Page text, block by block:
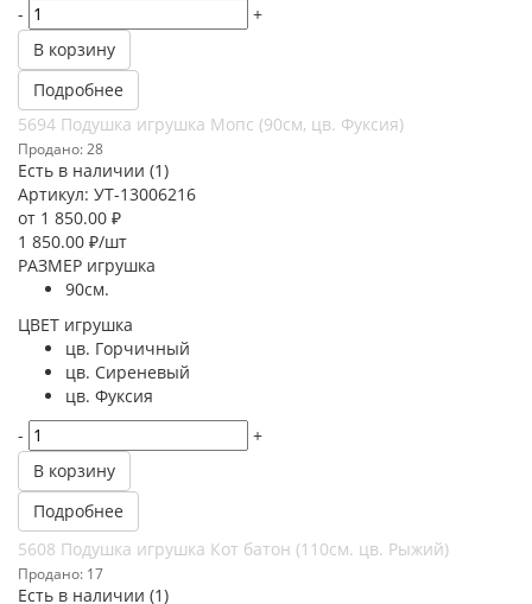
-
+
В корзину
Подробнее
5694 Подушка игрушка Мопс (90см, цв. Фуксия)
Продано: 28
Есть в наличии (1)
Артикул: УТ-13006216
от 1 850.00 ₽
1 850.00 ₽/шт
РАЗМЕР игрушка
90см.
ЦВЕТ игрушка
цв. Горчичный
цв. Сиреневый
цв. Фуксия
-
+
В корзину
Подробнее
5608 Подушка игрушка Кот батон (110см. цв. Рыжий)
Продано: 17
Есть в наличии (1)